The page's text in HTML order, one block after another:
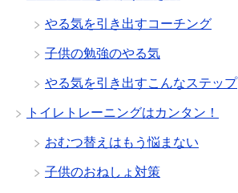
やる気を引き出すコーチング
子供の勉強のやる気
やる気を引き出すこんなステップ
トイレトレーニングはカンタン！
おむつ替えはもう悩まない
子供のおねしょ対策